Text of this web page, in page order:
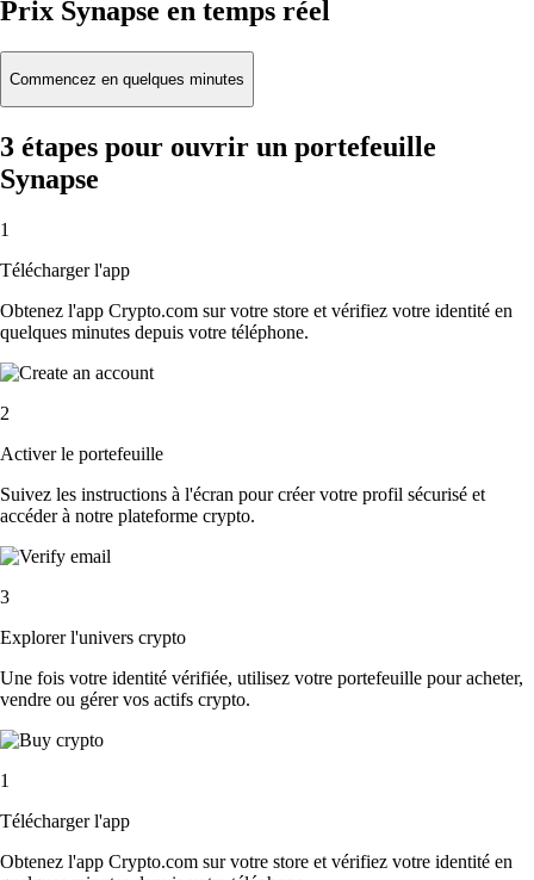
Prix Synapse en temps réel
Commencez en quelques minutes
3 étapes pour ouvrir un portefeuille
Synapse
1
Télécharger l'app
Obtenez l'app Crypto.com sur votre store et vérifiez votre identité en
quelques minutes depuis votre téléphone.
2
Activer le portefeuille
Suivez les instructions à l'écran pour créer votre profil sécurisé et
accéder à notre plateforme crypto.
3
Explorer l'univers crypto
Une fois votre identité vérifiée, utilisez votre portefeuille pour acheter,
vendre ou gérer vos actifs crypto.
1
Télécharger l'app
Obtenez l'app Crypto.com sur votre store et vérifiez votre identité en